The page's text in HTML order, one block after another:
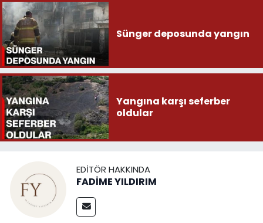
Sünger deposunda yangın
Yangına karşı seferber
oldular
EDITÖR HAKKINDA
FADİME YILDIRIM